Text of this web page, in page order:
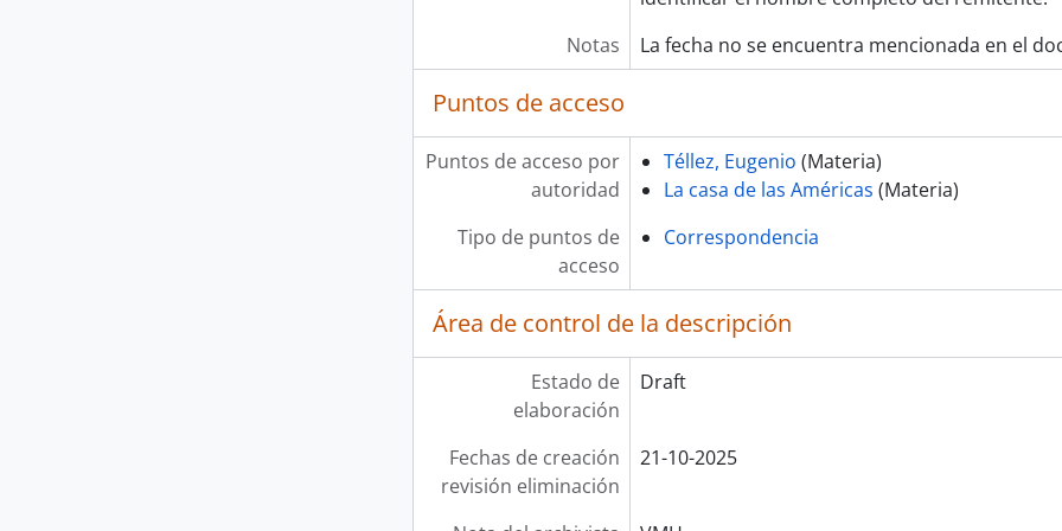
Notas
La fecha no se encuentra mencionada en el
Puntos de acceso
Puntos de acceso por
autoridad
Téllez, Eugenio (Materia)
La casa de las Américas (Materia)
Tipo de puntos de
acceso
Correspondencia
Área de control de la descripción
Estado de
elaboración
Draft
Fechas de creación
revisión eliminación
21-10-2025